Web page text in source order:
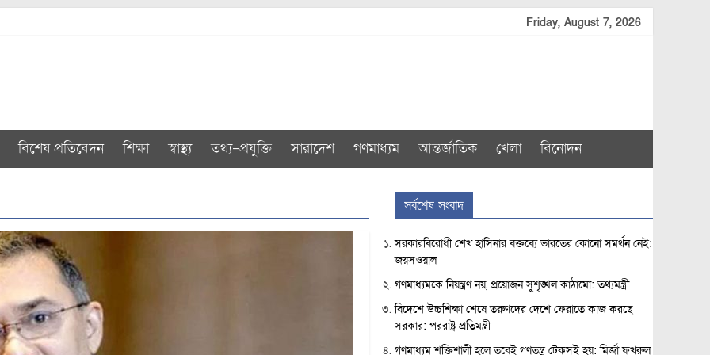
Friday, August 7, 2026
বিশেষ প্রতিবেদন শিক্ষা স্বাস্থ্য তথ্য-প্রযুক্তি সারাদেশ গণমাধ্যম আন্তর্জাতিক খেলা বিনোদন
সর্বশেষ সংবাদ
সরকারবিরোধী শেখ হাসিনার বক্তব্যে ভারতের কোনো সমর্থন নেই:
জয়সওয়াল
গণমাধ্যমকে নিয়ন্ত্রণ নয়, প্রয়োজন সুশৃঙ্খল কাঠামো: তথ্যমন্ত্রী
বিদেশে উচ্চশিক্ষা শেষে তরুণদের দেশে ফেরাতে কাজ করছে
সরকার: পররাষ্ট্র প্রতিমন্ত্রী
গণমাধ্যম শক্তিশালী হলে তবেই গণতন্ত্র টেকসই হয়: মির্জা ফখরুল